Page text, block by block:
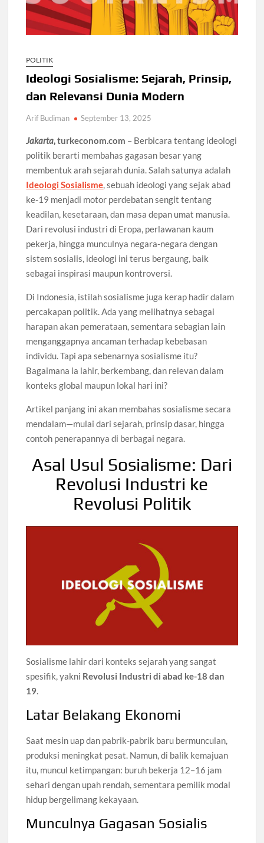
POLITIK
Ideologi Sosialisme: Sejarah, Prinsip,
dan Relevansi Dunia Modern
Arif Budiman September 13, 2025
Jakarta,turkeconom.com – Berbicara tentang ideologi
politik berarti membahas gagasan besar yang
membentuk arah sejarah dunia. Salah satunya adalah
Ideologi Sosialisme, sebuah ideologi yang sejak abad
ke-19 menjadi motor perdebatan sengit tentang
keadilan, kesetaraan, dan masa depan umat manusia.
Dari revolusi industri di Eropa, perlawanan kaum
pekerja, hingga munculnya negara-negara dengan
sistem sosialis, ideologi ini terus bergaung, baik
sebagai inspirasi maupun kontroversi.
Di Indonesia, istilah sosialisme juga kerap hadir dalam
percakapan politik. Ada yang melihatnya sebagai
harapan akan pemerataan, sementara sebagian lain
menganggapnya ancaman terhadap kebebasan
individu. Tapi apa sebenarnya sosialisme itu?
Bagaimana ia lahir, berkembang, dan relevan dalam
konteks global maupun lokal hari ini?
Artikel panjang ini akan membahas sosialisme secara
mendalam—mulai dari sejarah, prinsip dasar, hingga
contoh penerapannya di berbagai negara.
Asal Usul Sosialisme: Dari
Revolusi Industri ke
Revolusi Politik
Sosialisme lahir dari konteks sejarah yang sangat
spesifik, yakni Revolusi Industri di abad ke-18 dan
19.
Latar Belakang Ekonomi
Saat mesin uap dan pabrik-pabrik baru bermunculan,
produksi meningkat pesat. Namun, di balik kemajuan
itu, muncul ketimpangan: buruh bekerja 12–16 jam
sehari dengan upah rendah, sementara pemilik modal
hidup bergelimang kekayaan.
Munculnya Gagasan Sosialis